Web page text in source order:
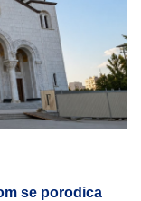
se porodica